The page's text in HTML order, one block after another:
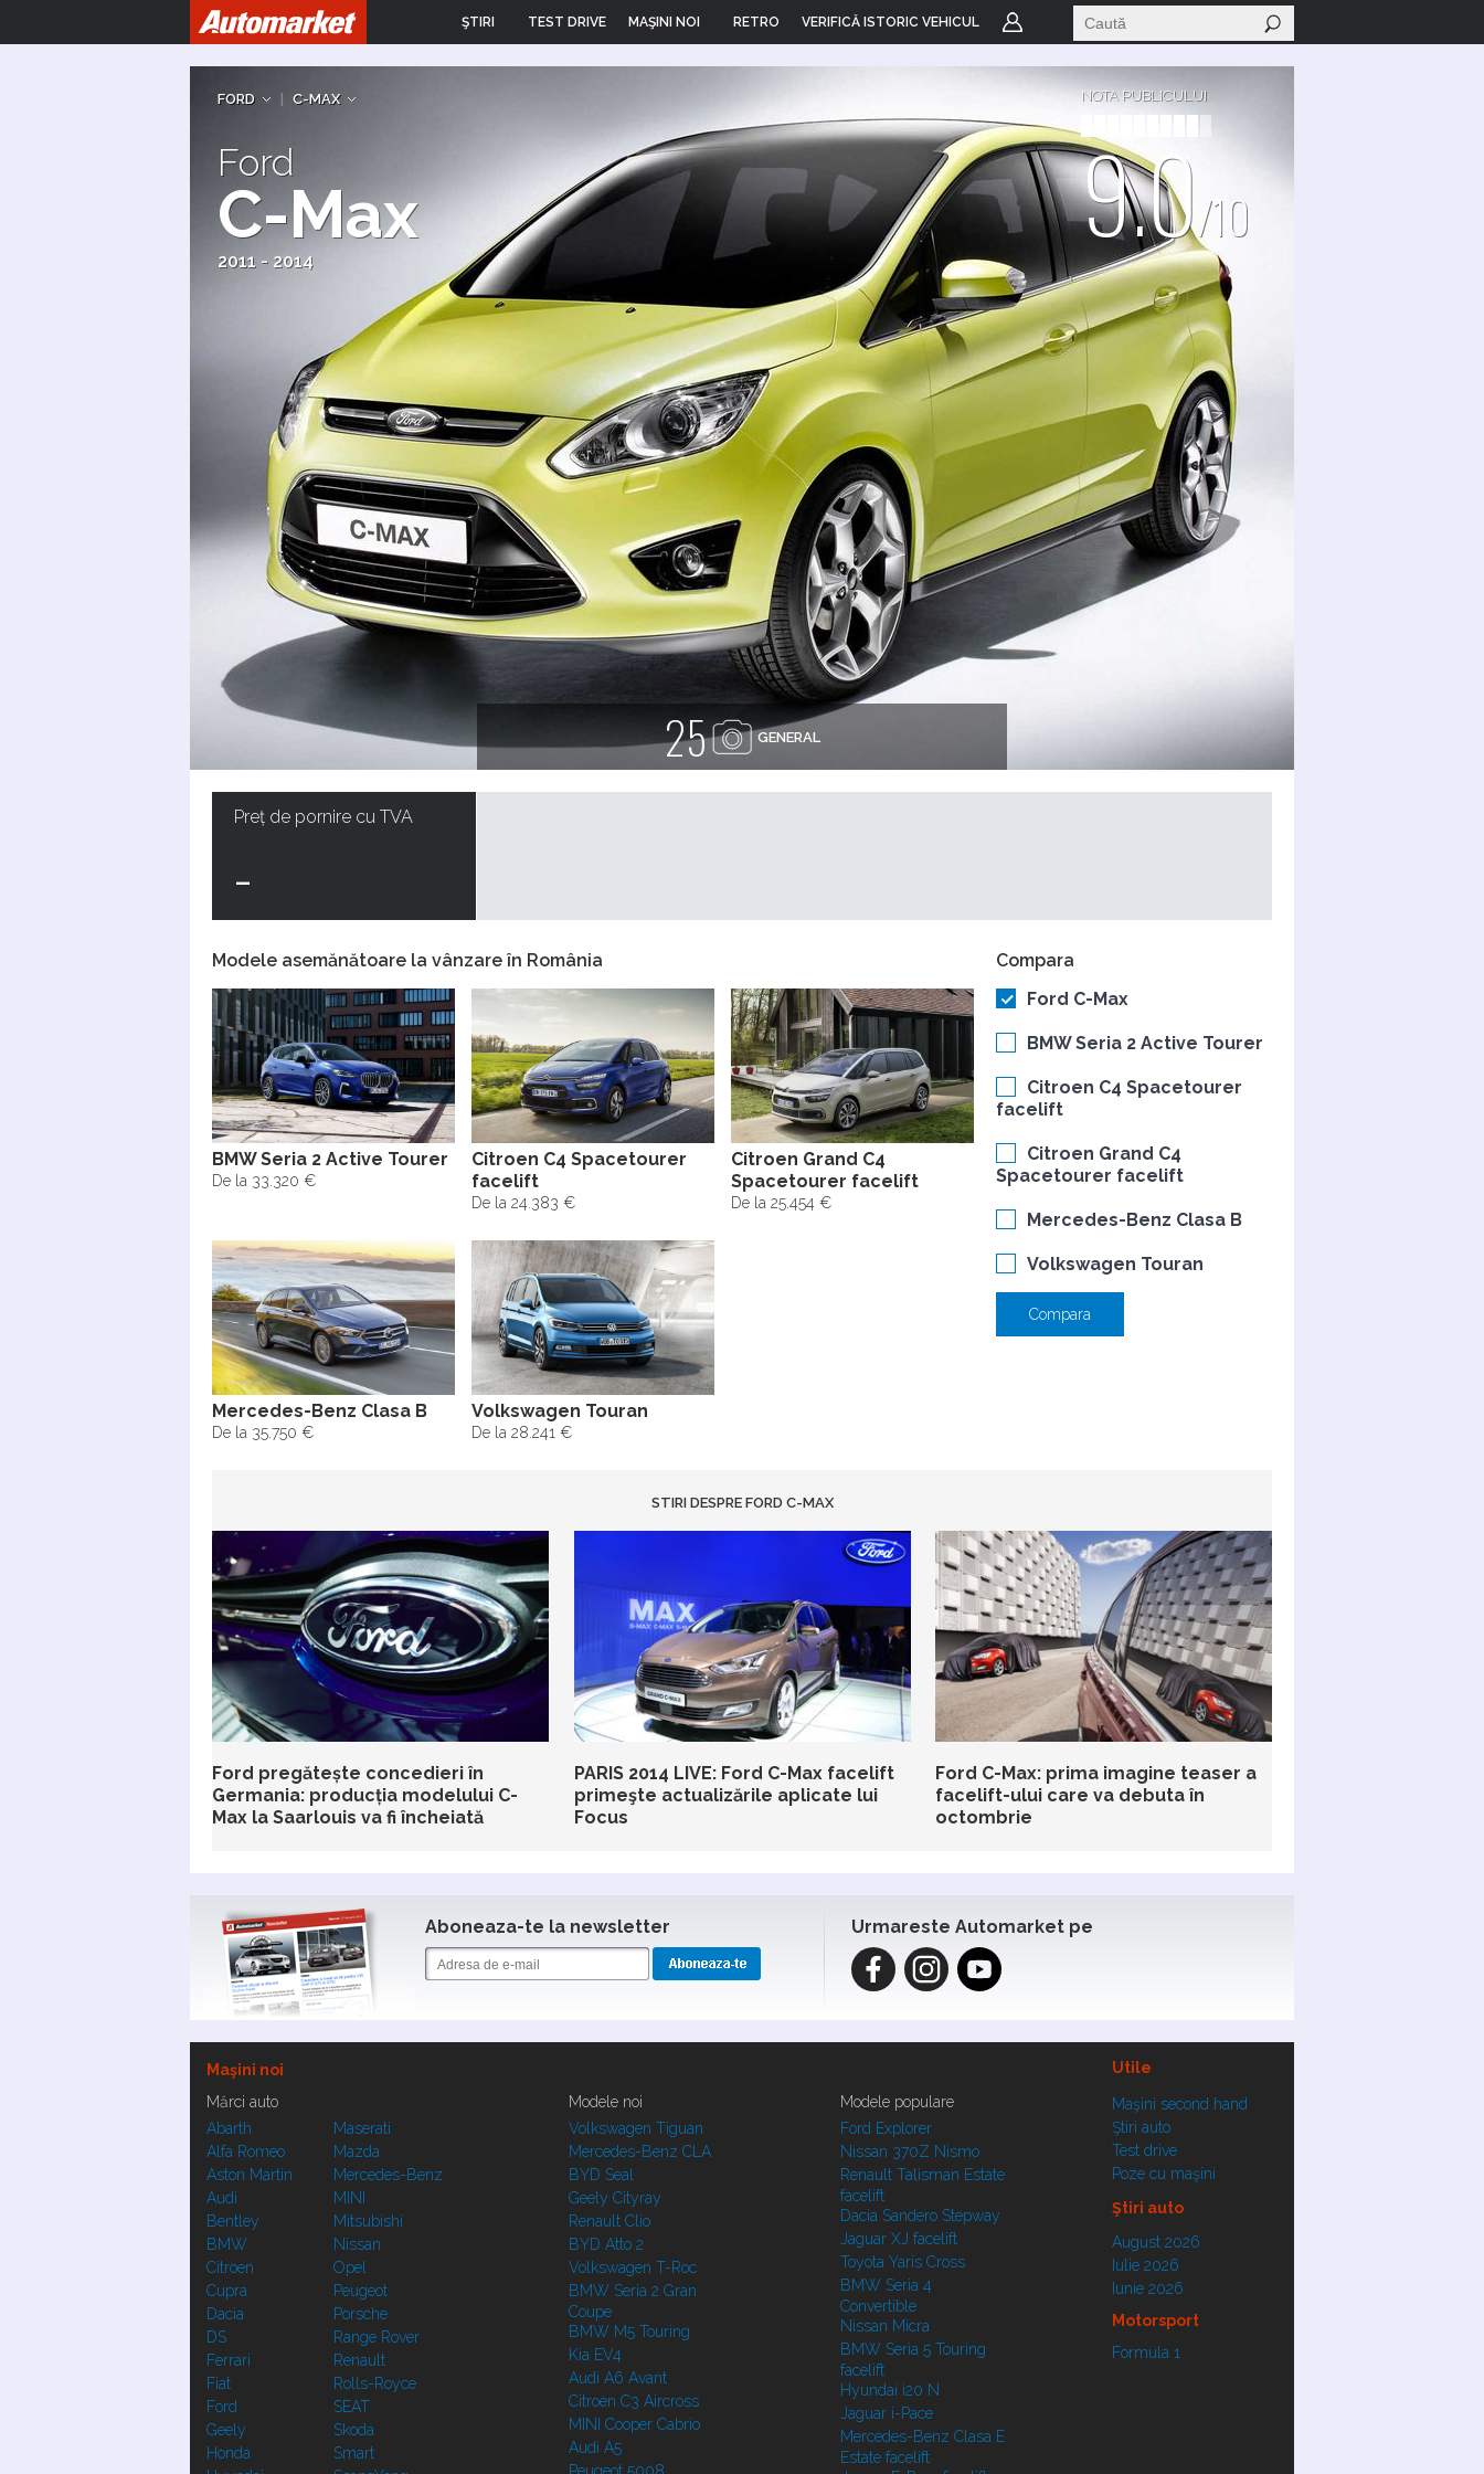
ŞTIRI TEST DRIVE MAŞINI NOI RETRO VERIFICĂ ISTORIC VEHICUL
FORD C-MAX
Ford
C-Max
2011 - 2014
NOTA PUBLICULUI
9.0/10
25 GENERAL
Preț de pornire cu TVA
-
Modele asemănătoare la vânzare în România
BMW Seria 2 Active Tourer
De la 33.320 €
Citroen C4 Spacetourer
facelift
De la 24.383 €
Citroen Grand C4
Spacetourer facelift
De la 25.454 €
Mercedes-Benz Clasa B
De la 35.750 €
Volkswagen Touran
De la 28.241 €
Compara
Ford C-Max
BMW Seria 2 Active Tourer
Citroen C4 Spacetourer
facelift
Citroen Grand C4
Spacetourer facelift
Mercedes-Benz Clasa B
Volkswagen Touran
Compara
STIRI DESPRE FORD C-MAX
Ford pregătește concedieri în
Germania: producția modelului C-
Max la Saarlouis va fi încheiată
PARIS 2014 LIVE: Ford C-Max facelift
primeşte actualizările aplicate lui
Focus
Ford C-Max: prima imagine teaser a
facelift-ului care va debuta în
octombrie
Aboneaza-te la newsletter Urmareste Automarket pe
Maşini noi
Utile
Mărci auto
Abarth
Alfa Romeo
Aston Martin
Audi
Bentley
BMW
Citroen
Cupra
Dacia
DS
Ferrari
Fiat
Ford
Geely
Honda
Maserati
Mazda
Mercedes-Benz
MINI
Mitsubishi
Nissan
Opel
Peugeot
Porsche
Range Rover
Renault
Rolls-Royce
SEAT
Skoda
Smart
Modele noi
Volkswagen Tiguan
Mercedes-Benz CLA
BYD Seal
Geely Cityray
Renault Clio
BYD Atto 2
Volkswagen T-Roc
BMW Seria 2 Gran
Coupe
BMW M5 Touring
Kia EV4
Audi A6 Avant
Citroen C3 Aircross
MINI Cooper Cabrio
Audi A5
Modele populare
Ford Explorer
Nissan 370Z Nismo
Renault Talisman Estate
facelift
Dacia Sandero Stepway
Jaguar XJ facelift
Toyota Yaris Cross
BMW Seria 4
Convertible
Nissan Micra
BMW Seria 5 Touring
facelift
Hyundai i20 N
Jaguar i-Pace
Mercedes-Benz Clasa E
Estate facelift
Maşini second hand
Ştiri auto
Test drive
Poze cu maşini
Ştiri auto
August 2026
Iulie 2026
Iunie 2026
Motorsport
Formula 1